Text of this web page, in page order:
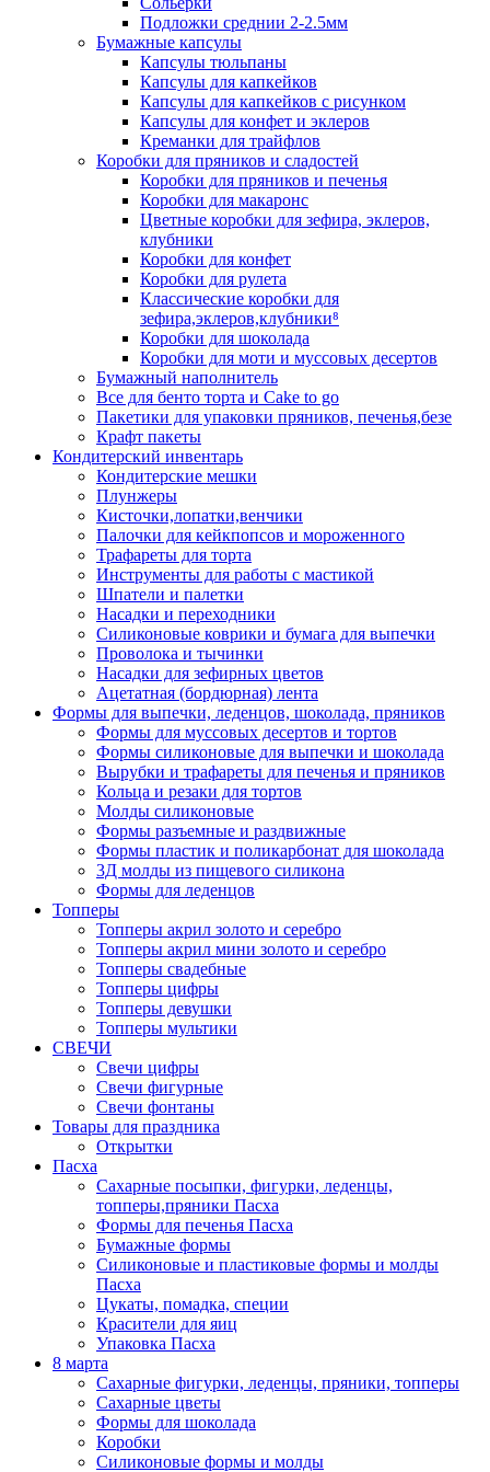
Подложки среднии 2-2.5мм
Бумажные капсулы
Капсулы тюльпаны
Капсулы для капкейков
Капсулы для капкейков с рисунком
Капсулы для конфет и эклеров
Креманки для трайфлов
Коробки для пряников и сладостей
Коробки для пряников и печенья
Коробки для макаронс
Цветные коробки для зефира, эклеров,
клубники
Коробки для конфет
Коробки для рулета
Классические коробки для
зефира,эклеров,клубники⁸
Коробки для шоколада
Коробки для моти и муссовых десертов
Бумажный наполнитель
Все для бенто торта и Cake to go
Пакетики для упаковки пряников, печенья,безе
Крафт пакеты
Кондитерский инвентарь
Кондитерские мешки
Плунжеры
Кисточки,лопатки,венчики
Палочки для кейкпопсов и мороженного
Трафареты для торта
Инструменты для работы с мастикой
Шпатели и палетки
Насадки и переходники
Силиконовые коврики и бумага для выпечки
Проволока и тычинки
Насадки для зефирных цветов
Ацетатная (бордюрная) лента
Формы для выпечки, леденцов, шоколада, пряников
Формы для муссовых десертов и тортов
Формы силиконовые для выпечки и шоколада
Вырубки и трафареты для печенья и пряников
Кольца и резаки для тортов
Молды силиконовые
Формы разъемные и раздвижные
Формы пластик и поликарбонат для шоколада
3Д молды из пищевого силикона
Формы для леденцов
Топперы
Топперы акрил золото и серебро
Топперы акрил мини золото и серебро
Топперы свадебные
Топперы цифры
Топперы девушки
Топперы мультики
СВЕЧИ
Свечи цифры
Свечи фигурные
Свечи фонтаны
Товары для праздника
Открытки
Пасха
Сахарные посыпки, фигурки, леденцы,
топперы,пряники Пасха
Формы для печенья Пасха
Бумажные формы
Силиконовые и пластиковые формы и молды
Пасха
Цукаты, помадка, специи
Красители для яиц
Упаковка Пасха
8 марта
Сахарные фигурки, леденцы, пряники, топперы
Сахарные цветы
Формы для шоколада
Коробки
Силиконовые формы и молды